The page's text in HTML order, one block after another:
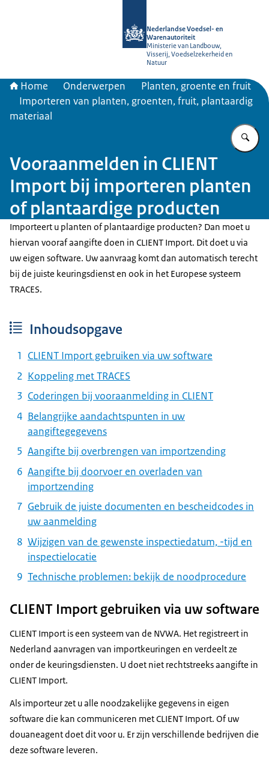
Nederlandse Voedsel- en
Warenautoriteit
Ministerie van Landbouw,
Visserij, Voedselzekerheid en
Natuur
Home Onderwerpen
Planten, groente en fruit
Importeren van planten, groenten, fruit, plantaardig
materiaal
Vooraanmelden in CLIENT
Import bij importeren planten
of plantaardige producten
Importeert u planten of plantaardige producten? Dan moet u
hiervan vooraf aangifte doen in CLIENT Import. Dit doet u via
uw eigen software. Uw aanvraag komt dan automatisch terecht
bij de juiste keuringsdienst en ook in het Europese systeem
TRACES.
Inhoudsopgave
CLIENT Import gebruiken via uw software
Koppeling met TRACES
Coderingen bij vooraanmelding in CLIENT
Belangrijke aandachtspunten in uw
aangiftegegevens
Aangifte bij overbrengen van importzending
Aangifte bij doorvoer en overladen van
importzending
Gebruik de juiste documenten en bescheidcodes in
uw aanmelding
Wijzigen van de gewenste inspectiedatum, -tijd en
inspectielocatie
Technische problemen: bekijk de noodprocedure
CLIENT Import gebruiken via uw software
CLIENT Import is een systeem van de NVWA. Het registreert in
Nederland aanvragen van importkeuringen en verdeelt ze
onder de keuringsdiensten. U doet niet rechtstreeks aangifte in
CLIENT Import.
Als importeur zet u alle noodzakelijke gegevens in eigen
software die kan communiceren met CLIENT Import. Of uw
douaneagent doet dit voor u. Er zijn verschillende bedrijven die
deze software leveren.